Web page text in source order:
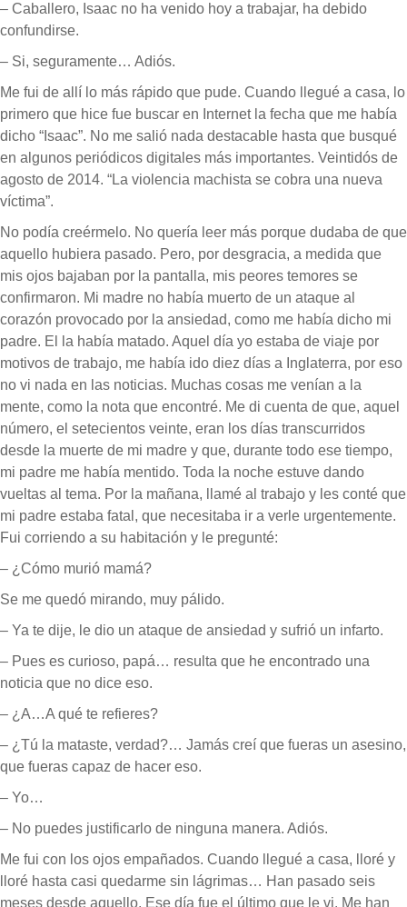
– Caballero, Isaac no ha venido hoy a trabajar, ha debido
confundirse.
– Si, seguramente… Adiós.
Me fui de allí lo más rápido que pude. Cuando llegué a casa, lo
primero que hice fue buscar en Internet la fecha que me había
dicho “Isaac”. No me salió nada destacable hasta que busqué
en algunos periódicos digitales más importantes. Veintidós de
agosto de 2014. “La violencia machista se cobra una nueva
víctima”.
No podía creérmelo. No quería leer más porque dudaba de que
aquello hubiera pasado. Pero, por desgracia, a medida que
mis ojos bajaban por la pantalla, mis peores temores se
confirmaron. Mi madre no había muerto de un ataque al
corazón provocado por la ansiedad, como me había dicho mi
padre. El la había matado. Aquel día yo estaba de viaje por
motivos de trabajo, me había ido diez días a Inglaterra, por eso
no vi nada en las noticias. Muchas cosas me venían a la
mente, como la nota que encontré. Me di cuenta de que, aquel
número, el setecientos veinte, eran los días transcurridos
desde la muerte de mi madre y que, durante todo ese tiempo,
mi padre me había mentido. Toda la noche estuve dando
vueltas al tema. Por la mañana, llamé al trabajo y les conté que
mi padre estaba fatal, que necesitaba ir a verle urgentemente.
Fui corriendo a su habitación y le pregunté:
– ¿Cómo murió mamá?
Se me quedó mirando, muy pálido.
– Ya te dije, le dio un ataque de ansiedad y sufrió un infarto.
– Pues es curioso, papá… resulta que he encontrado una
noticia que no dice eso.
– ¿A…A qué te refieres?
– ¿Tú la mataste, verdad?… Jamás creí que fueras un asesino,
que fueras capaz de hacer eso.
– Yo…
– No puedes justificarlo de ninguna manera. Adiós.
Me fui con los ojos empañados. Cuando llegué a casa, lloré y
lloré hasta casi quedarme sin lágrimas… Han pasado seis
meses desde aquello. Ese día fue el último que le vi. Me han